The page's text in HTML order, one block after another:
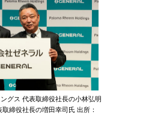
グス 代表取締役社長の小林弘明
締役社長の増田幸司氏 出所：